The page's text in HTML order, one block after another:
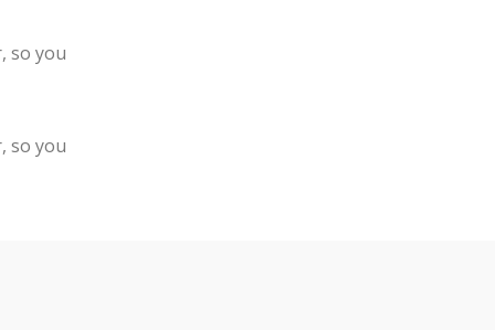
so you
so you